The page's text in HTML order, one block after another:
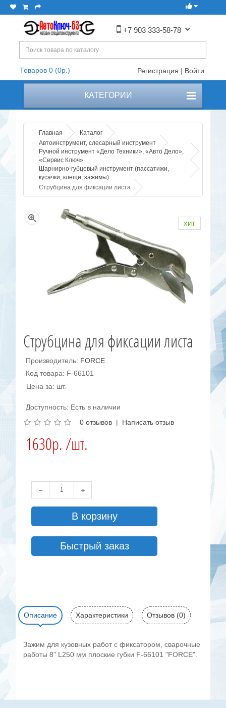
+7 903 333-58-78
Товаров 0 (0р.) Регистрация | Войти
КАТЕГОРИИ
Главная
Каталог
Автоинструмент, слесарный инструмент
Ручной инструмент «Дело Техники», «Авто Дело»,
«Сервис Ключ»
Шарнирно-губцевый инструмент (пассатижи,
кусачки, клещи, зажимы)
Струбцина для фиксации листа
хит
Струбцина для фиксации листа
Производитель: FORCE
Код товара: F-66101
Цена за: шт.
Доступность: Есть в наличии
0 отзывов | Написать отзыв
1630р. /шт.
В корзину
Быстрый заказ
Описание Характеристики Отзывов (0)
Зажим для кузовных работ с фиксатором, сварочные
работы 8" L250 мм плоские губки F-66101 "FORCE".